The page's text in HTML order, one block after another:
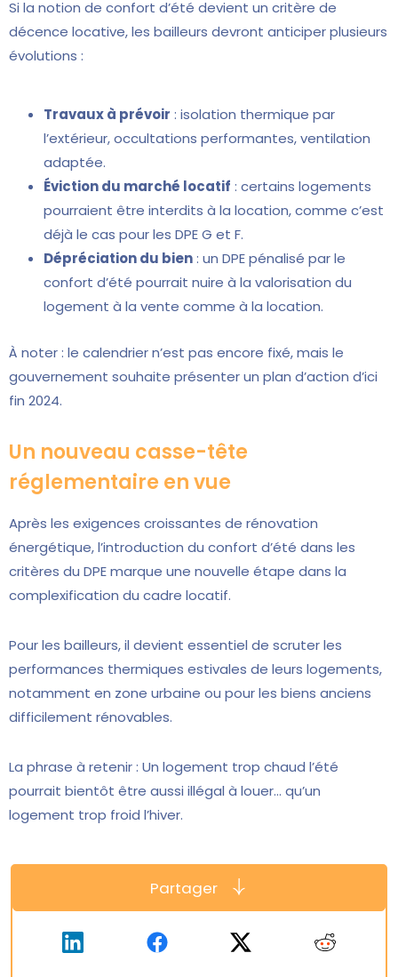
Si la notion de confort d’été devient un critère de
décence locative, les bailleurs devront anticiper plusieurs
évolutions :
Travaux à prévoir : isolation thermique par
l’extérieur, occultations performantes, ventilation
adaptée.
Éviction du marché locatif : certains logements
pourraient être interdits à la location, comme c’est
déjà le cas pour les DPE G et F.
Dépréciation du bien: un DPE pénalisé par le
confort d’été pourrait nuire à la valorisation du
logement à la vente comme à la location.
À noter : le calendrier n’est pas encore fixé, mais le
gouvernement souhaite présenter un plan d’action d’ici
fin 2024.
Un nouveau casse-tête
réglementaire en vue
Après les exigences croissantes de rénovation
énergétique, l’introduction du confort d’été dans les
critères du DPE marque une nouvelle étape dans la
complexification du cadre locatif.
Pour les bailleurs, il devient essentiel de scruter les
performances thermiques estivales de leurs logements,
notamment en zone urbaine ou pour les biens anciens
difficilement rénovables.
La phrase à retenir : Un logement trop chaud l’été
pourrait bientôt être aussi illégal à louer… qu’un
logement trop froid l’hiver.
Partager